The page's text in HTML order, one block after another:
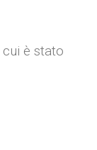
cui è stato